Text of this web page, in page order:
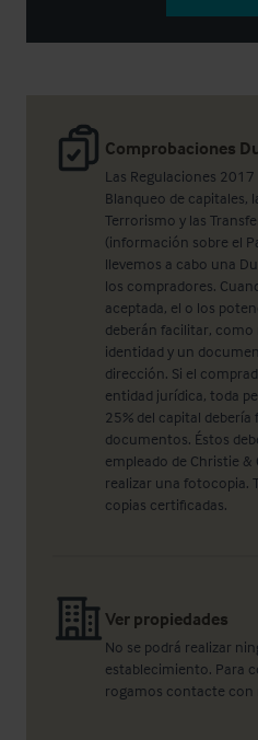
Comprobaciones
Las Regulaciones
Blanqueo de capitales,
Terrorismo y las
(información sobre el
llevemos a cabo una
los compradores.
aceptada, el o los
deberán facilitar,
identidad y un
dirección. Si el
entidad jurídica, toda
25% del capital
documentos. Éstos
empleado de Christie &
realizar una fotocopia.
copias certificadas.
Ver propiedades
No se podrá realizar
establecimiento. Para
rogamos contacte con